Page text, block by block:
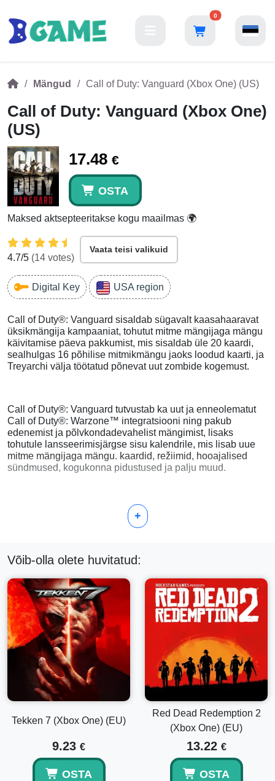
0
Mängud Call of Duty: Vanguard (Xbox One) (US)
Call of Duty: Vanguard (Xbox One)
(US)
17.48 €
OSTA
Maksed aktsepteeritakse kogu maailmas 🌍
4.7/5 (14 votes)
Vaata teisi valikuid
Digital Key USA region
Call of Duty®: Vanguard sisaldab sügavalt kaasahaaravat
üksikmängija kampaaniat, tohutut mitme mängijaga mängu
käivitamise päeva pakkumist, mis sisaldab üle 20 kaardi,
sealhulgas 16 põhilise mitmikmängu jaoks loodud kaarti, ja
Treyarchi välja töötatud põnevat uut zombide kogemust.
Call of Duty®: Vanguard tutvustab ka uut ja enneolematut
Call of Duty®: Warzone™ integratsiooni ning pakub
edenemist ja põlvkondadevahelist mängimist, lisaks
tohutule lansseerimisjärgse sisu kalendrile, mis lisab uue
mitme mängijaga mängu. kaardid, režiimid, hooajalised
sündmused, kogukonna pidustused ja palju muud.
+
Võib-olla olete huvitatud:
Tekken 7 (Xbox One) (EU)
9.23 €
OSTA
Red Dead Redemption 2
(Xbox One) (EU)
13.22 €
OSTA